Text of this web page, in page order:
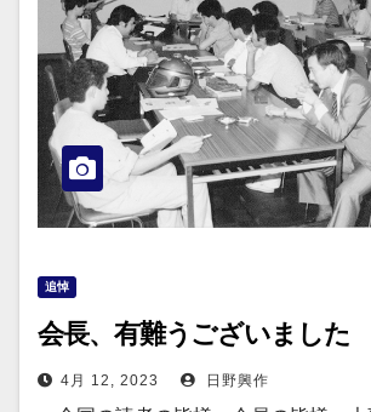
追悼
会長、有難うございました
4月 12, 2023 日野興作